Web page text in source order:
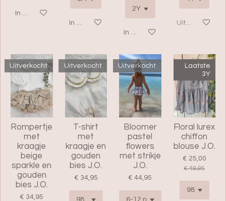
In winkelwagen
In winkelwagen
In winkelwagen
Uitverkocht
Uitverkocht
Rompertje
met
kraagje
beige
sparkle en
gouden
bies J.O.
€ 34,95
Uitverkocht
T-shirt
met
kraagje en
gouden
bies J.O.
€ 34,95
Uitverkocht
Bloomer
pastel
flowers
met strikje
J.O.
€ 44,95
Laatste
3Y
Floral lurex
chiffon
blouse J.O.
€ 25,00
€ 49,95